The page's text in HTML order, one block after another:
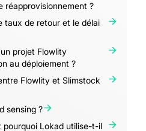
réapprovisionnement ?
taux de retour et le délai
projet Flowlity
au déploiement ?
Flowlity et Slimstock
sensing ?
Lokad utilise-t-il